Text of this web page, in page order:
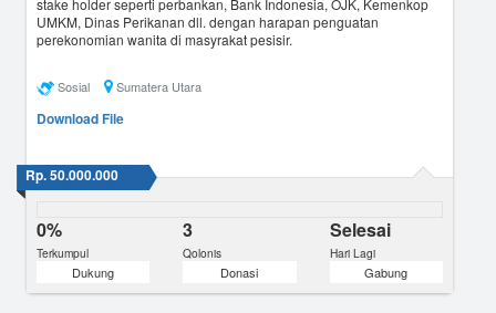
stake holder seperti perbankan, Bank Indonesia, OJK, Kemenkop
UMKM, Dinas Perikanan dll. dengan harapan penguatan
perekonomian wanita di masyrakat pesisir.
Sosial Sumatera Utara
Download File
Rp. 50.000.000
0%
Terkumpul
3
Qolonis
Selesai
Hari Lagi
Dukung Donasi Gabung